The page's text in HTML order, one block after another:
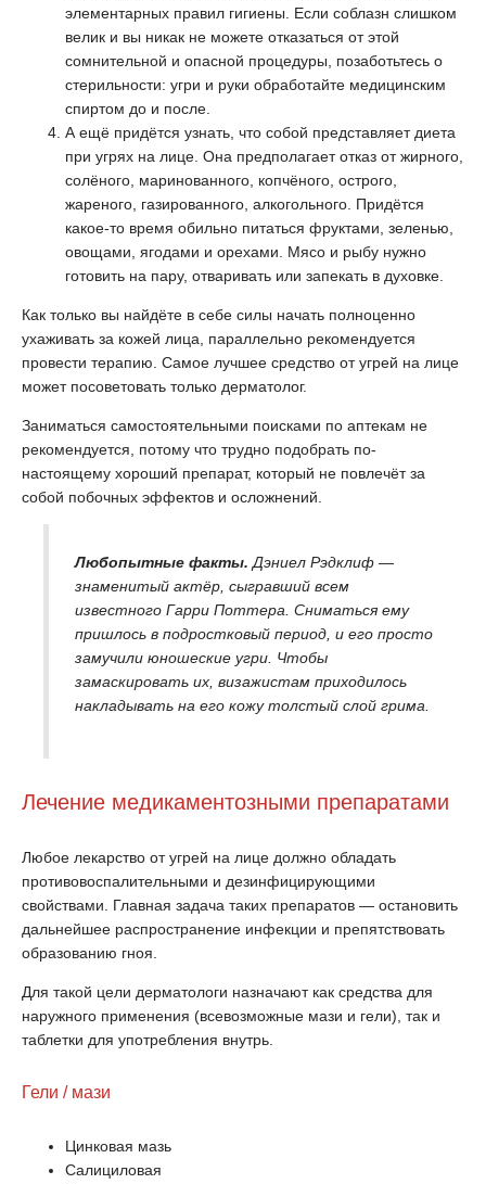
элементарных правил гигиены. Если соблазн слишком
велик и вы никак не можете отказаться от этой
сомнительной и опасной процедуры, позаботьтесь о
стерильности: угри и руки обработайте медицинским
спиртом до и после.
А ещё придётся узнать, что собой представляет диета
при угрях на лице. Она предполагает отказ от жирного,
солёного, маринованного, копчёного, острого,
жареного, газированного, алкогольного. Придётся
какое-то время обильно питаться фруктами, зеленью,
овощами, ягодами и орехами. Мясо и рыбу нужно
готовить на пару, отваривать или запекать в духовке.
Как только вы найдёте в себе силы начать полноценно
ухаживать за кожей лица, параллельно рекомендуется
провести терапию. Самое лучшее средство от угрей на лице
может посоветовать только дерматолог.
Заниматься самостоятельными поисками по аптекам не
рекомендуется, потому что трудно подобрать по-
настоящему хороший препарат, который не повлечёт за
собой побочных эффектов и осложнений.
Любопытные факты. Дэниел Рэдклиф —
знаменитый актёр, сыгравший всем
известного Гарри Поттера. Сниматься ему
пришлось в подростковый период, и его просто
замучили юношеские угри. Чтобы
замаскировать их, визажистам приходилось
накладывать на его кожу толстый слой грима.
Лечение медикаментозными препаратами
Любое лекарство от угрей на лице должно обладать
противовоспалительными и дезинфицирующими
свойствами. Главная задача таких препаратов — остановить
дальнейшее распространение инфекции и препятствовать
образованию гноя.
Для такой цели дерматологи назначают как средства для
наружного применения (всевозможные мази и гели), так и
таблетки для употребления внутрь.
Гели / мази
Цинковая мазь
Салициловая